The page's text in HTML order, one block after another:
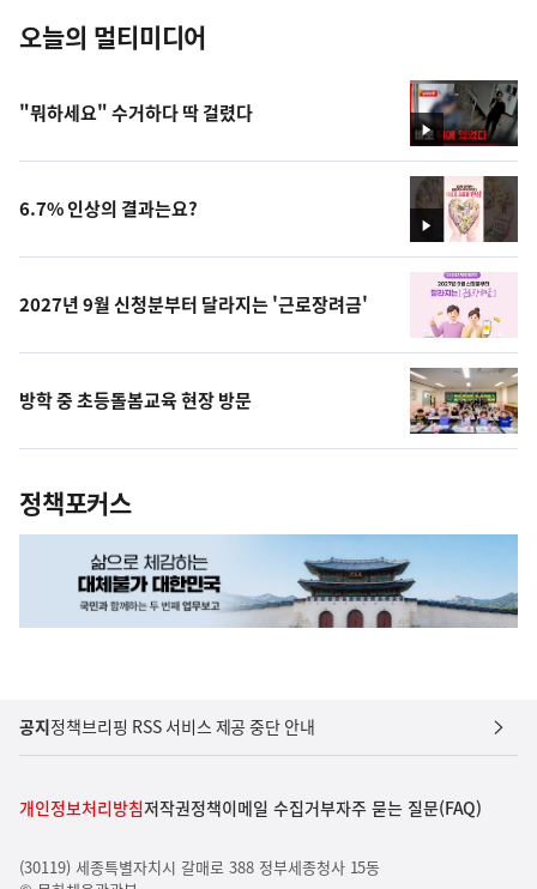
오늘의 멀티미디어
영
상
"뭐하세요" 수거하다 딱 걸렸다
영
상
6.7% 인상의 결과는요?
2027년 9월 신청분부터 달라지는 '근로장려금'
방학 중 초등돌봄교육 현장 방문
정책포커스
공지정책브리핑 RSS 서비스 제공 중단 안내
개인정보처리방침저작권정책이메일 수집거부자주 묻는 질문(FAQ)
(30119) 세종특별자치시 갈매로 388 정부세종청사 15동